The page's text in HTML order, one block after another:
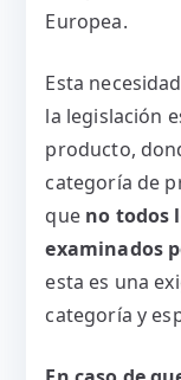
Europea.
Esta
la legislación
producto,
categoría de
que no todos
examinados
esta es una
categoría y